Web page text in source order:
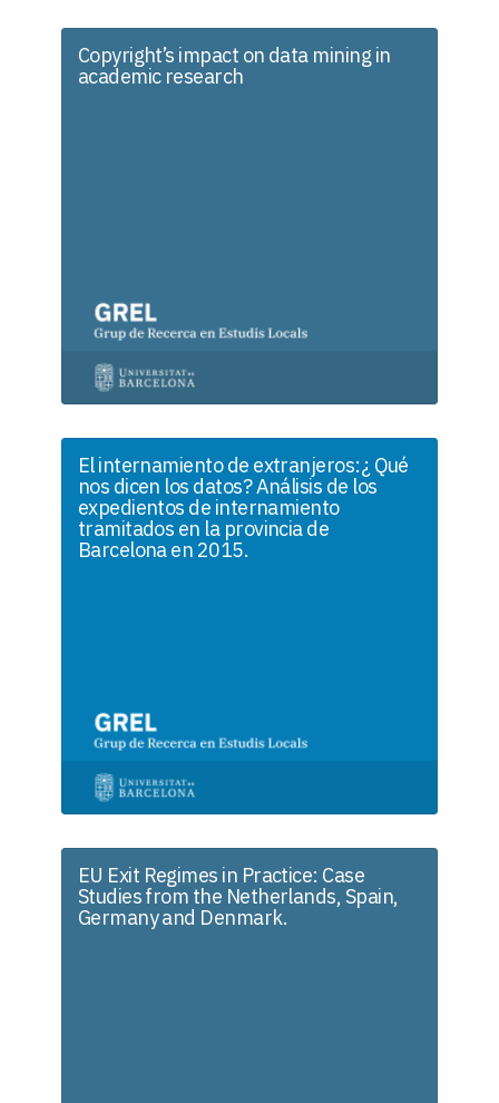
Copyright’s impact on data mining in
academic research
El internamiento de extranjeros:¿ Qué
nos dicen los datos? Análisis de los
expedientos de internamiento
tramitados en la provincia de
Barcelona en 2015.
EU Exit Regimes in Practice: Case
Studies from the Netherlands, Spain,
Germany and Denmark.